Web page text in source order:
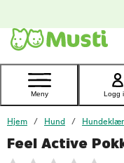
Kontakt
kundeservice
Meny Logg
Hjem Hund Hundeklær
Feel Active
foo